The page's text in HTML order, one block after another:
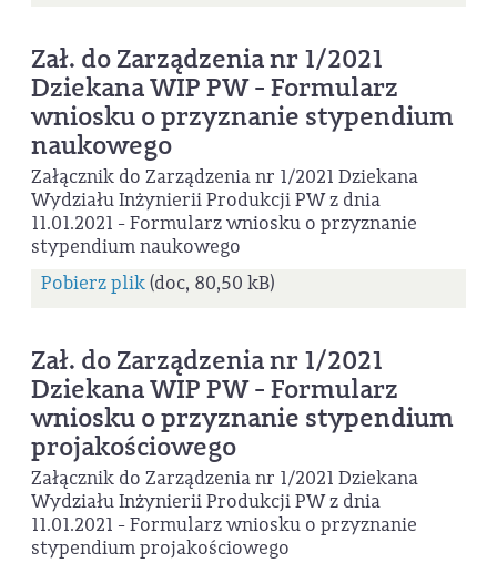
Zał. do Zarządzenia nr 1/2021
Dziekana WIP PW - Formularz
wniosku o przyznanie stypendium
naukowego
Załącznik do Zarządzenia nr 1/2021 Dziekana
Wydziału Inżynierii Produkcji PW z dnia
11.01.2021 - Formularz wniosku o przyznanie
stypendium naukowego
Pobierz plik(doc, 80,50 kB)
Zał. do Zarządzenia nr 1/2021
Dziekana WIP PW - Formularz
wniosku o przyznanie stypendium
projakościowego
Załącznik do Zarządzenia nr 1/2021 Dziekana
Wydziału Inżynierii Produkcji PW z dnia
11.01.2021 - Formularz wniosku o przyznanie
stypendium projakościowego